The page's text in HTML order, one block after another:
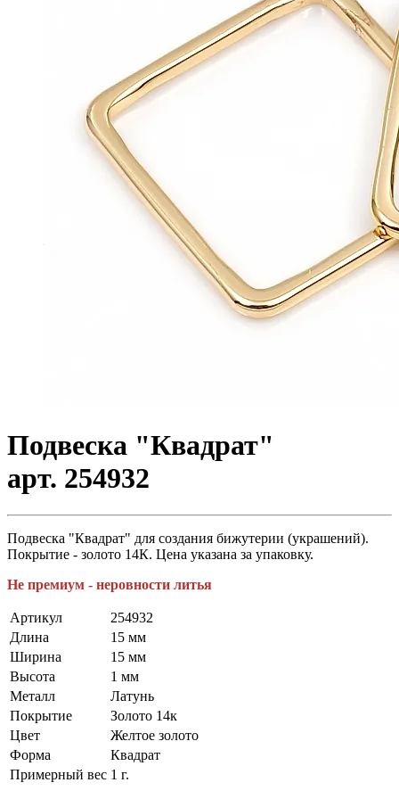
Подвеска "Квадрат"
арт. 254932
Подвеска "Квадрат" для создания бижутерии (украшений).
Покрытие - золото 14К. Цена указана за упаковку.
Не премиум - неровности литья
Артикул
254932
Длина
15 мм
Ширина
15 мм
Высота
1 мм
Металл
Латунь
Покрытие
Золото 14к
Цвет
Желтое золото
Форма
Квадрат
Примерный вес 1 г.